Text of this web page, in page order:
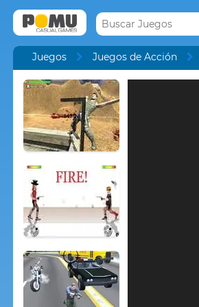
Juegos Juegos de Acción